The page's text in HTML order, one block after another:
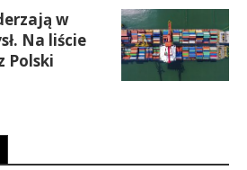
w
Na liście
Polski